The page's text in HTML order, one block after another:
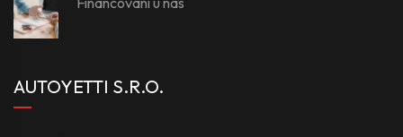
AUTOYETTI S.R.O.